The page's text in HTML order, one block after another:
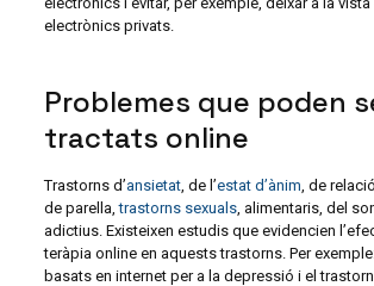
electrònics privats.
Problemes que poden
tractats online
Trastorns d’ansietat, de l’estat d’ànim, de
de parella,trastorns sexuals, alimentaris, del
adictius. Existeixen estudis que evidencien
teràpia online en aquests trastorns. Per
basats en internet per a la depressió i el